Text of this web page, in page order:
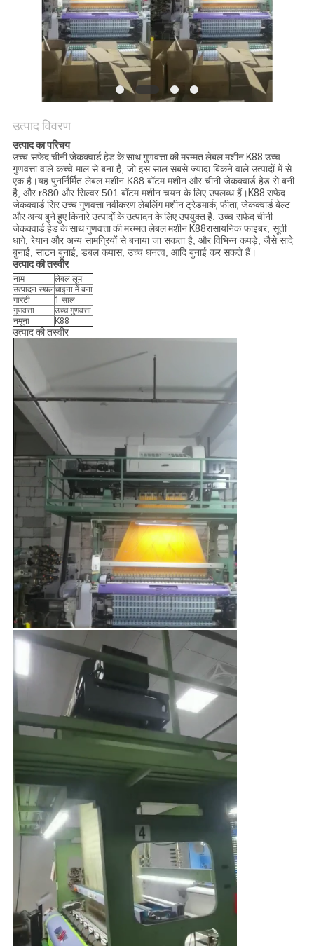
अनुरोध
साइटमैप
PRIVACY
POLICY
उत्पाद विवरण
उत्पाद का परिचय
उच्च सफेद चीनी जेकक्वार्ड हेड के साथ गुणवत्ता की मरम्मत लेबल मशीन K88 उच्च
गुणवत्ता वाले कच्चे माल से बना है, जो इस साल सबसे ज्यादा बिकने वाले उत्पादों में से
एक है।यह पुनर्निर्मित लेबल मशीन K88 बॉटम मशीन और चीनी जेकक्वार्ड हेड से बनी
है, और r880 और सिल्वर 501 बॉटम मशीन चयन के लिए उपलब्ध हैं। K88 सफेद
जेकक्वार्ड सिर उच्च गुणवत्ता नवीकरण लेबलिंग मशीन ट्रेडमार्क, फीता, जेकक्वार्ड बेल्ट
और अन्य बुने हुए किनारे उत्पादों के उत्पादन के लिए उपयुक्त है. उच्च सफेद चीनी
जेकक्वार्ड हेड के साथ गुणवत्ता की मरम्मत लेबल मशीन K88रासायनिक फाइबर, सूती
धागे, रेयान और अन्य सामग्रियों से बनाया जा सकता है, और विभिन्न कपड़े, जैसे सादे
बुनाई, साटन बुनाई, डबल कपास, उच्च घनत्व, आदि बुनाई कर सकते हैं।
उत्पाद की तस्वीर
नाम
लेबल लूम
उत्पादन स्थलचाइना में बना
गारंटी
1 साल
गुणवत्ता
उच्च गुणवत्ता
नमूना
K88
उत्पाद की तस्वीर